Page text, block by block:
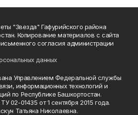
"Звезда" Гафурийского района
Копирование материалов с сайта
согласия администрации
данных
Управлением Федеральной службы
информационных технологий и
по Республике Башкортостан.
02-01435 от 1 сентября 2015 года.
Татьяна Николаевна.